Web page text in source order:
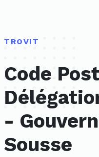
TROVIT
Code
-
Sousse